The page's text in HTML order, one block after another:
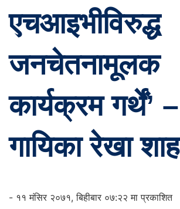
एचआइभीविरुद्ध
जनचेतनामूलक
कार्यक्रम गर्थें’ –
गायिका रेखा शाह
- ११ मंसिर २०७१, बिहीबार ०७:२२ मा प्रकाशित